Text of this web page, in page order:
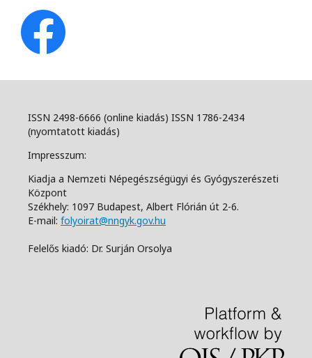
ISSN 2498-6666 (online kiadás) ISSN 1786-2434
(nyomtatott kiadás)
Impresszum:
Kiadja a Nemzeti Népegészségügyi és Gyógyszerészeti
Központ
Székhely: 1097 Budapest, Albert Flórián út 2-6.
E-mail: folyoirat@nngyk.gov.hu
Felelős kiadó: Dr. Surján Orsolya